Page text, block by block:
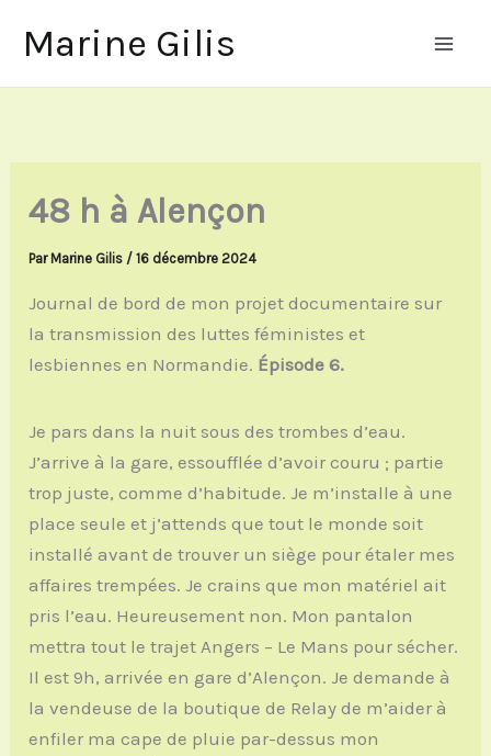
Marine Gilis
48 h à Alençon
Par Marine Gilis /16 décembre 2024
Journal de bord de mon projet documentaire sur
la transmission des luttes féministes et
lesbiennes en Normandie. Épisode 6.
Je pars dans la nuit sous des trombes d’eau.
J’arrive à la gare, essoufflée d’avoir couru ; partie
trop juste, comme d’habitude. Je m’installe à une
place seule et j’attends que tout le monde soit
installé avant de trouver un siège pour étaler mes
affaires trempées. Je crains que mon matériel ait
pris l’eau. Heureusement non. Mon pantalon
mettra tout le trajet Angers – Le Mans pour sécher.
Il est 9h, arrivée en gare d’Alençon. Je demande à
la vendeuse de la boutique de Relay de m’aider à
enfiler ma cape de pluie par-dessus mon